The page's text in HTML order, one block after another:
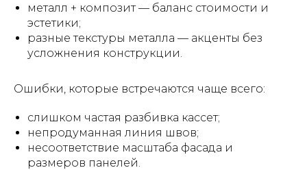
металл + композит — баланс стоимости и
эстетики;
разные текстуры металла — акценты без
усложнения конструкции.
Ошибки, которые встречаются чаще всего:
слишком частая разбивка кассет;
непродуманная линия швов;
несоответствие масштаба фасада и
размеров панелей.